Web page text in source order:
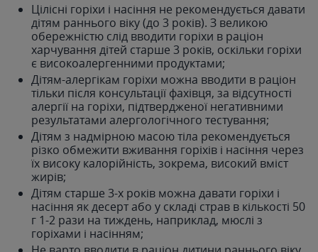
Цілісні горіхи і насіння не рекомендується давати
дітям раннього віку (до 3 років). З великою
обережністю слід вводити горіхи в раціон
харчування дітей старше 3 років, оскільки горіхи
є високоалергенними продуктами;
Дітям-алергікам горіхи можна вводити в раціон
тільки після консультації фахівця, за відсутності
алергії на горіхи, підтвердженої негативними
результатами алергологічного тестування;
Дітям з надмірною масою тіла рекомендується
різко обмежити вживання горіхів і насіння через
їх високу калорійність, зокрема, високий вміст
жирів;
Дітям старше 3-х років можна давати горіхи і
насіння як десерт або у складі страв в кількості 50
г 1-2 рази на тиждень, наприклад, мюслі з
горіхами і насінням;